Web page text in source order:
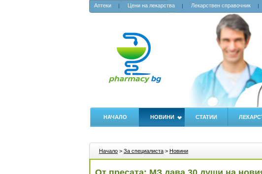
Аптеки Цени на лекарства Лекарствен справочник
НАЧАЛО НОВИНИ СТАТИИ
Начало > За специалиста > Новини